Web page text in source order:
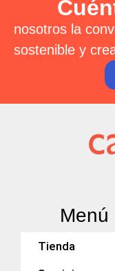
nosotros la
sostenible y
Menú
Tienda